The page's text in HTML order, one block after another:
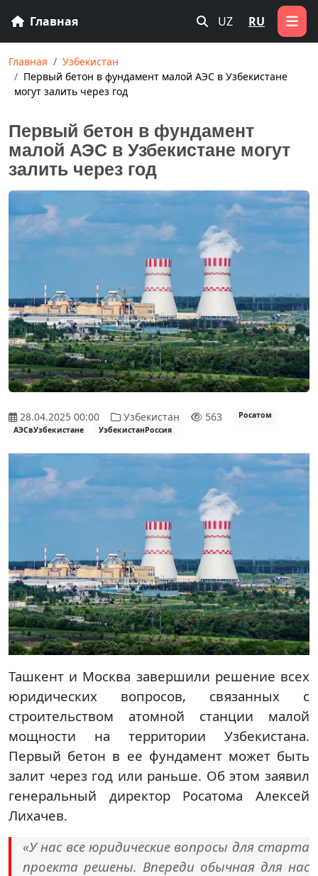
Главная UZ RU
Главная
Узбекистан
Первый бетон в фундамент малой АЭС в Узбекистане
могут залить через год
Первый бетон в фундамент
малой АЭС в Узбекистане могут
залить через год
28.04.2025 00:00 Узбекистан 563
Росатом
АЭСвУзбекистане
УзбекистанРоссия
Ташкент и Москва завершили решение всех
юридических вопросов, связанных с
строительством атомной станции малой
мощности на территории Узбекистана.
Первый бетон в ее фундамент может быть
залит через год или раньше. Об этом заявил
генеральный директор Росатома Алексей
Лихачев.
«У нас все юридические вопросы для старта
проекта решены. Впереди обычная для нас